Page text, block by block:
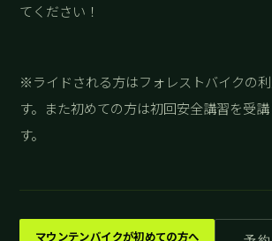
てください！
※ライドされる方はフォレストバイクの
す。また初めての方は初回安全講習を受
す。
マウンテンバイクが初めての方へ